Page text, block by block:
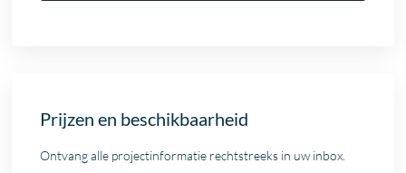
Prijzen en beschikbaarheid
Ontvang alle projectinformatie rechtstreeks in uw inbox.